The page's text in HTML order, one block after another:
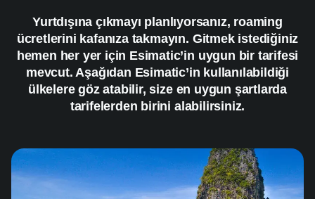
Yurtdışına çıkmayı planlıyorsanız, roaming
ücretlerini kafanıza takmayın. Gitmek istediğiniz
hemen her yer için Esimatic’in uygun bir tarifesi
mevcut. Aşağıdan Esimatic’in kullanılabildiği
ülkelere göz atabilir, size en uygun şartlarda
tarifelerden birini alabilirsiniz.